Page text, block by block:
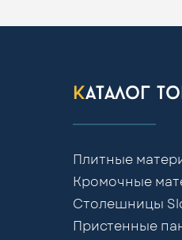
каталог
Плитные
Кромочные
Столешницы
Пристенные